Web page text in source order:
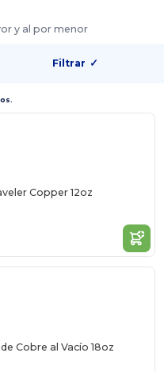
y al por menor
Filtrar ✓
Copper 12oz
Cobre al Vacío 18oz